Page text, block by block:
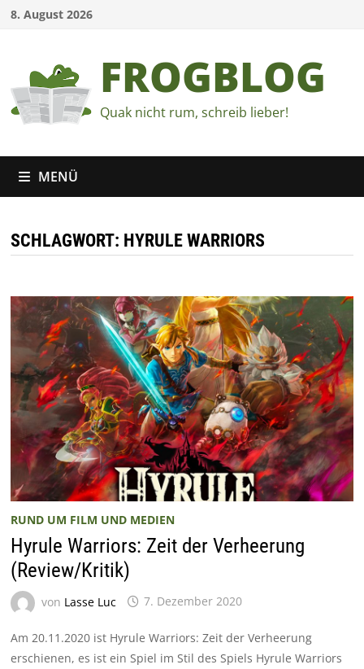
Zum8. August 2026
FROGBLOG
Quak nicht rum, schreib lieber!
MENÜ
SCHLAGWORT: HYRULE WARRIORS
RUND UM FILM UND MEDIEN
Hyrule Warriors: Zeit der Verheerung
(Review/Kritik)
von Lasse Luc 7. Dezember 2020
Am 20.11.2020 ist Hyrule Warriors: Zeit der Verheerung
erschienen, es ist ein Spiel im Stil des Spiels Hyrule Warriors